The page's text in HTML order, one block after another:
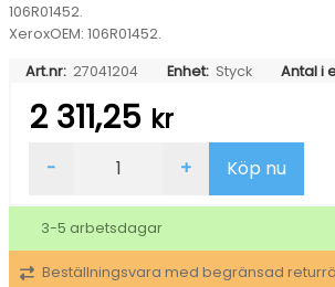
106R01452.
XeroxOEM: 106R01452.
Art.nr: 27041204 Enhet: Styck Antal i
2 311,25 kr
Xerox
2500sid
106R01452
cyan
mängd
- + Köp nu
3-5 arbetsdagar
Beställningsvara med begränsad